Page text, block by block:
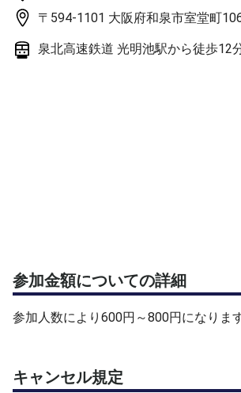
〒594-1101 大阪府和泉市室堂町
泉北高速鉄道 光明池駅から徒歩12
参加金額についての詳細
参加人数により600円～800円になります
キャンセル規定